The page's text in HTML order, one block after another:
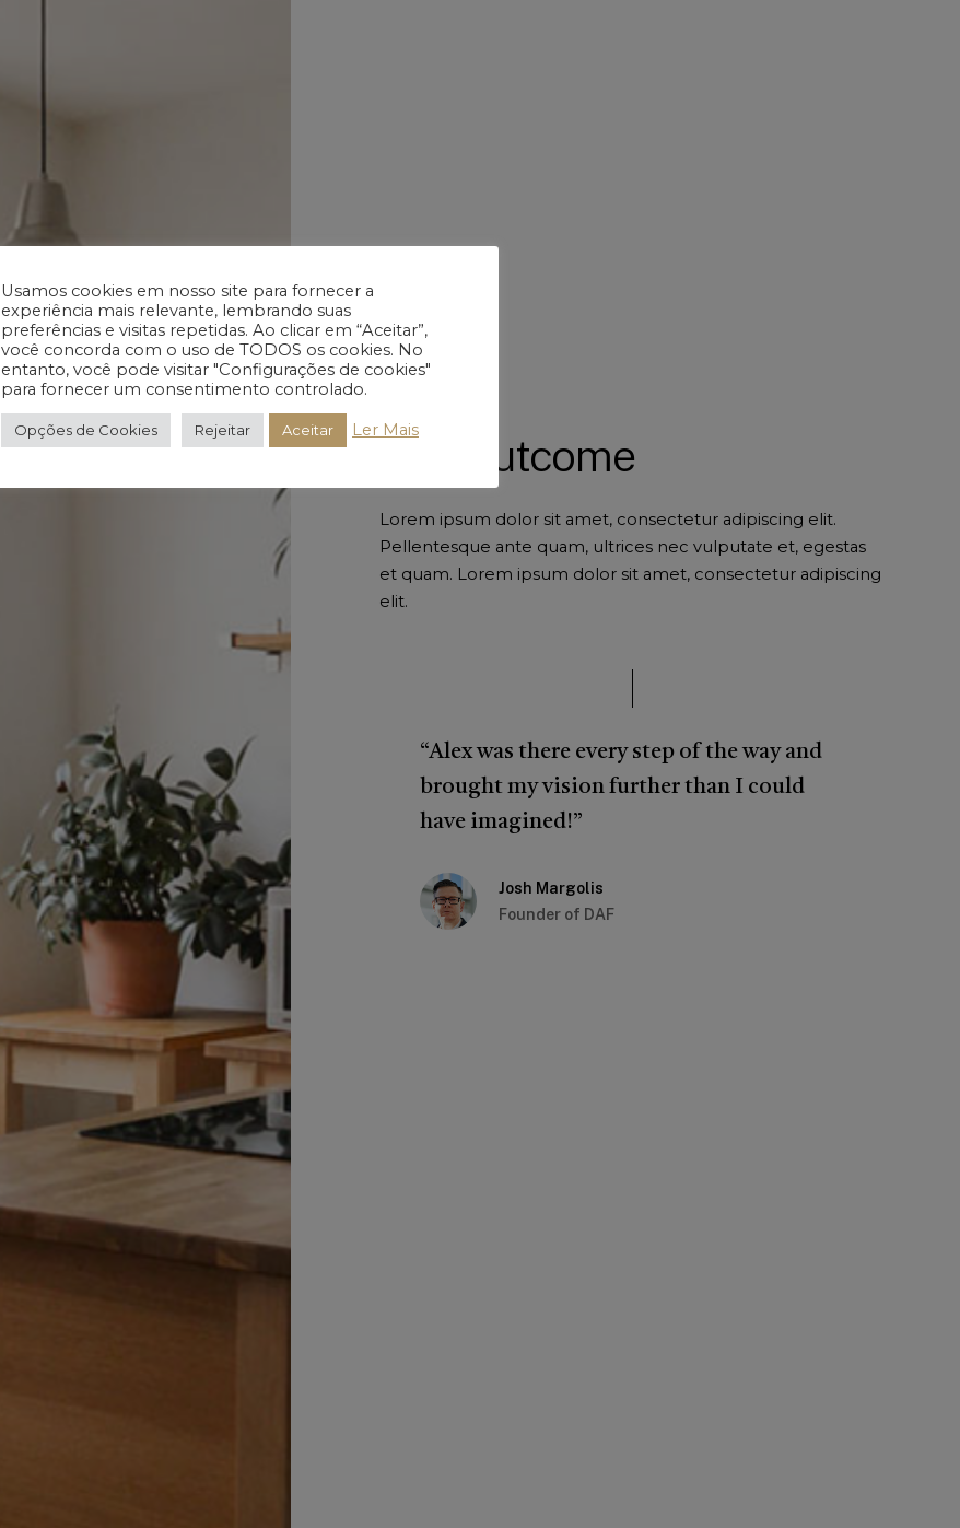
The Outcome
Lorem ipsum dolor sit amet, consectetur adipiscing elit.
Pellentesque ante quam, ultrices nec vulputate et, egestas
et quam. Lorem ipsum dolor sit amet, consectetur adipiscing
elit.
“Alex was there every step of the way and
brought my vision further than I could
have imagined!”
Josh Margolis
Founder of DAF
Usamos cookies em nosso site para fornecer a
experiência mais relevante, lembrando suas
preferências e visitas repetidas. Ao clicar em “Aceitar”,
você concorda com o uso de TODOS os cookies. No
entanto, você pode visitar "Configurações de cookies"
para fornecer um consentimento controlado.
Opções de Cookies Rejeitar Aceitar Ler Mais